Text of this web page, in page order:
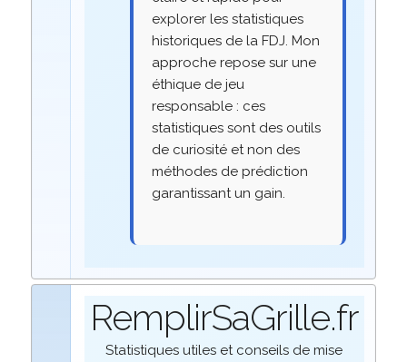
explorer les statistiques
historiques de la FDJ. Mon
approche repose sur une
éthique de jeu
responsable : ces
statistiques sont des outils
de curiosité et non des
méthodes de prédiction
garantissant un gain.
RemplirSaGrille.fr
Statistiques utiles et conseils de mise